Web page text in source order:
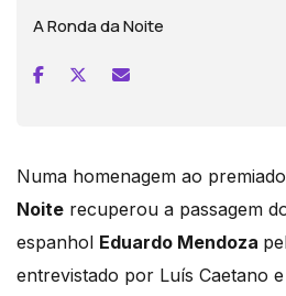
A Ronda da Noite
Numa homenagem ao
Noite recuperou a passagem
espanhol Eduardo Mendoza
entrevistado por Luís Caetano